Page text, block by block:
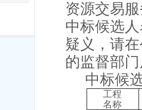
资源交易
中标候选
疑义，请
的监督部
中标候
工程
名称